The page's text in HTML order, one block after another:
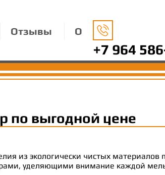
Отзывы
О
+7 964
по выгодной цене
из экологически чистых
уделяющими внимание каждой